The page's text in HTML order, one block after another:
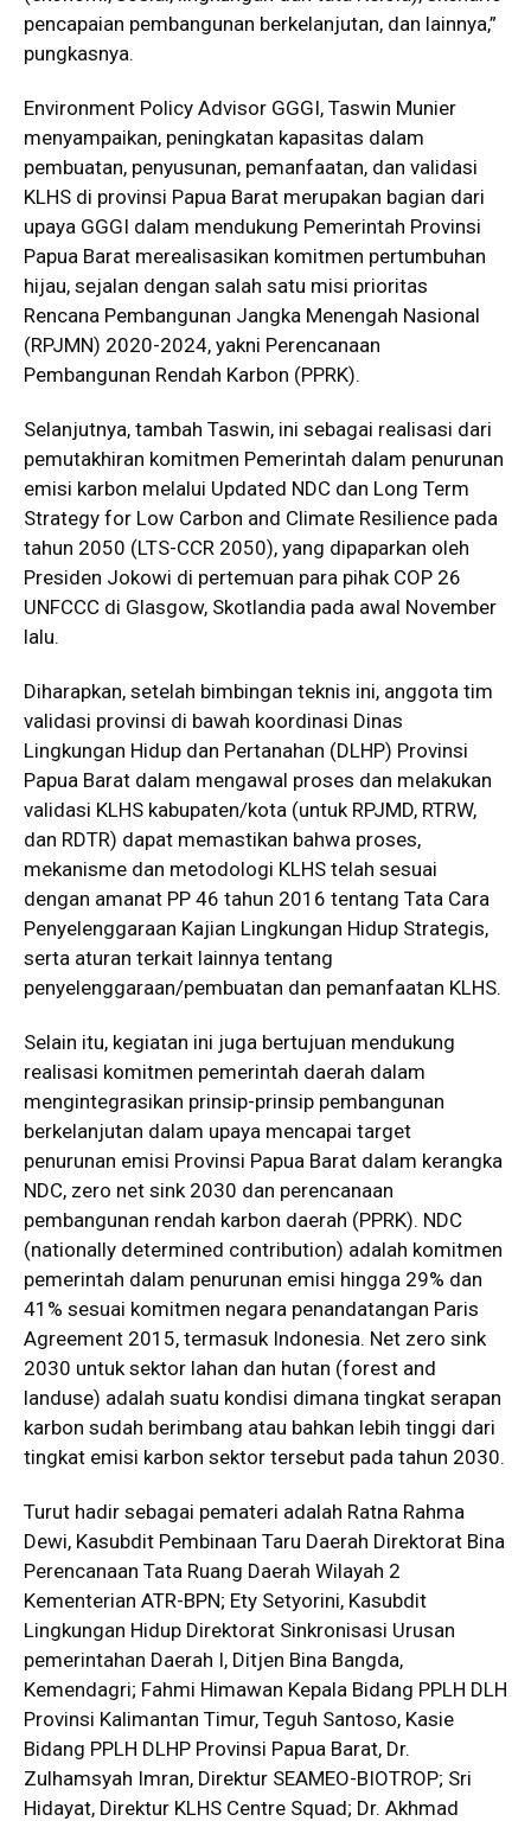
pencapaian pembangunan berkelanjutan, dan lainnya,”
pungkasnya.
Environment Policy Advisor GGGI, Taswin Munier
menyampaikan, peningkatan kapasitas dalam
pembuatan, penyusunan, pemanfaatan, dan validasi
KLHS di provinsi Papua Barat merupakan bagian dari
upaya GGGI dalam mendukung Pemerintah Provinsi
Papua Barat merealisasikan komitmen pertumbuhan
hijau, sejalan dengan salah satu misi prioritas
Rencana Pembangunan Jangka Menengah Nasional
(RPJMN) 2020-2024, yakni Perencanaan
Pembangunan Rendah Karbon (PPRK).
Selanjutnya, tambah Taswin, ini sebagai realisasi dari
pemutakhiran komitmen Pemerintah dalam penurunan
emisi karbon melalui Updated NDC dan Long Term
Strategy for Low Carbon and Climate Resilience pada
tahun 2050 (LTS-CCR 2050), yang dipaparkan oleh
Presiden Jokowi di pertemuan para pihak COP 26
UNFCCC di Glasgow, Skotlandia pada awal November
lalu.
Diharapkan, setelah bimbingan teknis ini, anggota tim
validasi provinsi di bawah koordinasi Dinas
Lingkungan Hidup dan Pertanahan (DLHP) Provinsi
Papua Barat dalam mengawal proses dan melakukan
validasi KLHS kabupaten/kota (untuk RPJMD, RTRW,
dan RDTR) dapat memastikan bahwa proses,
mekanisme dan metodologi KLHS telah sesuai
dengan amanat PP 46 tahun 2016 tentang Tata Cara
Penyelenggaraan Kajian Lingkungan Hidup Strategis,
serta aturan terkait lainnya tentang
penyelenggaraan/pembuatan dan pemanfaatan KLHS.
Selain itu, kegiatan ini juga bertujuan mendukung
realisasi komitmen pemerintah daerah dalam
mengintegrasikan prinsip-prinsip pembangunan
berkelanjutan dalam upaya mencapai target
penurunan emisi Provinsi Papua Barat dalam kerangka
NDC, zero net sink 2030 dan perencanaan
pembangunan rendah karbon daerah (PPRK). NDC
(nationally determined contribution) adalah komitmen
pemerintah dalam penurunan emisi hingga 29% dan
41% sesuai komitmen negara penandatangan Paris
Agreement 2015, termasuk Indonesia. Net zero sink
2030 untuk sektor lahan dan hutan (forest and
landuse) adalah suatu kondisi dimana tingkat serapan
karbon sudah berimbang atau bahkan lebih tinggi dari
tingkat emisi karbon sektor tersebut pada tahun 2030.
Turut hadir sebagai pemateri adalah Ratna Rahma
Dewi, Kasubdit Pembinaan Taru Daerah Direktorat Bina
Perencanaan Tata Ruang Daerah Wilayah 2
Kementerian ATR-BPN; Ety Setyorini, Kasubdit
Lingkungan Hidup Direktorat Sinkronisasi Urusan
pemerintahan Daerah I, Ditjen Bina Bangda,
Kemendagri; Fahmi Himawan Kepala Bidang PPLH DLH
Provinsi Kalimantan Timur, Teguh Santoso, Kasie
Bidang PPLH DLHP Provinsi Papua Barat, Dr.
Zulhamsyah Imran, Direktur SEAMEO-BIOTROP; Sri
Hidayat, Direktur KLHS Centre Squad; Dr. Akhmad